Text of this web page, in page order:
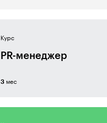
Курс
PR-менеджер
3 мес